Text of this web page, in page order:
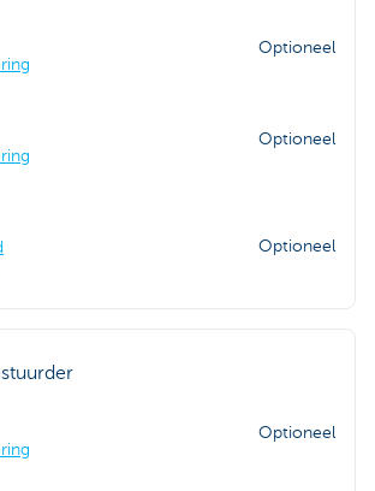
Optioneel
Optioneel
Optioneel
Optioneel